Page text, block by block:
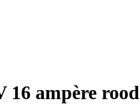
16 ampère rood